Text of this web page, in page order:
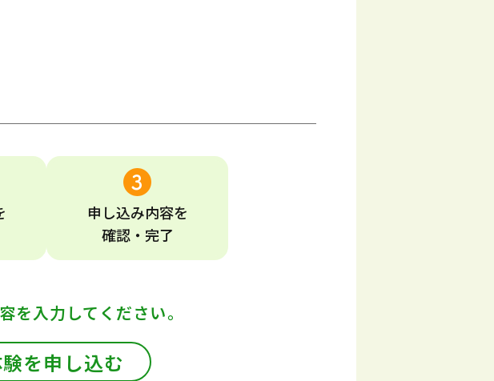
申し込み内容を
確認・完了
を入力してください。
を申し込む